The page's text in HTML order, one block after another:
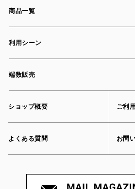
商品一覧
利用シーン
端数販売
ショップ概要 ご利
よくある質問 お問